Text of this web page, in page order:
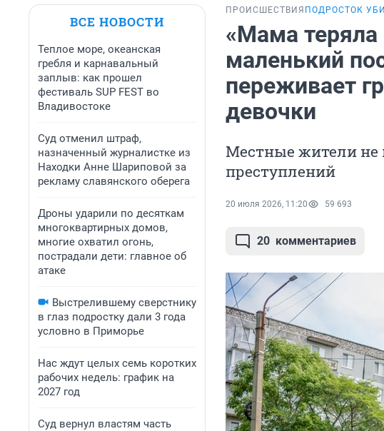
ВСЕ НОВОСТИ
Теплое море, океанская
гребля и карнавальный
заплыв: как прошел
фестиваль SUP FEST во
Владивостоке
Суд отменил штраф,
назначенный журналистке из
Находки Анне Шариповой за
рекламу славянского оберега
Дроны ударили по десяткам
многоквартирных домов,
многие охватил огонь,
пострадали дети: главное об
атаке
Выстрелившему сверстнику
в глаз подростку дали 3 года
условно в Приморье
Нас ждут целых семь коротких
рабочих недель: график на
2027 год
Суд вернул властям часть
ПРОИСШЕСТВИЯ ПОДРОСТОК
«Мама теряла
маленький
переживает
девочки
Местные жители не
преступлений
20 июля 2026, 11:20 59 693
20 комментариев